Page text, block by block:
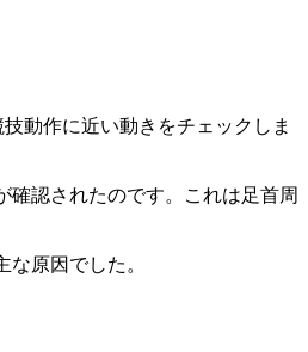
動作に近い動きをチェックしま
確認されたのです。これは足首周
原因でした。